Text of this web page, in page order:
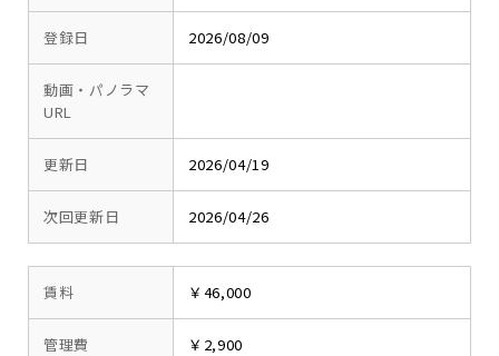
登録日 2026/08/09
動画・パノラマ
URL
更新日 2026/04/19
次回更新日 2026/04/26
賃料 ￥46,000
管理費 ￥2,900